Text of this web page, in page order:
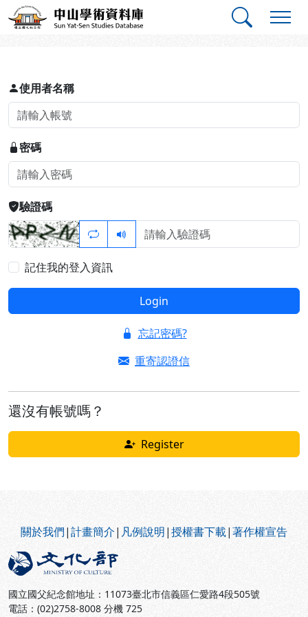
跳到主要內容
中山學術資料庫
登入
使用者名稱
密碼
驗證碼
記住我的登入資訊
Login
忘記密碼?
重寄認證信
還沒有帳號嗎？
Register
關於我們|計畫簡介| 凡例說明|授權書下載|著作權宣告
國立國父紀念館地址：11073臺北市信義區仁愛路4段505號
電話：(02)2758-8008 分機 725